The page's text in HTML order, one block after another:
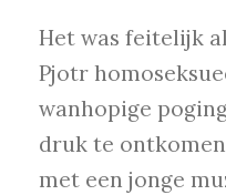
Het was feitelijk
Pjotr
wanhopige
druk te
met een jonge